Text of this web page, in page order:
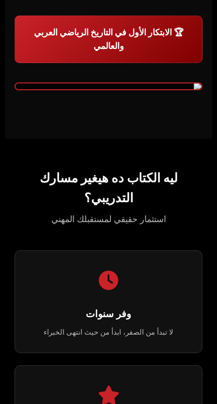
🏆 الابتكار الأول في التاريخ الرياضي العربي
والعالمي
ليه الكتاب ده هيغير مسارك
التدريبي؟
استثمار حقيقي لمستقبلك المهني
وفر سنوات
لا تبدأ من الصفر، ابدأ من حيث انتهى الخبراء